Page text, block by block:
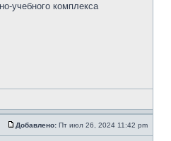
учебного комплекса
Добавлено: Пт июл 26, 2024 11:42 pm